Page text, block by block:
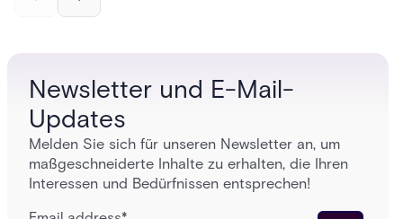
— and how Acre's automated access control
Newsletter und E-Mail-
Updates
Melden Sie sich für unseren Newsletter an, um
maßgeschneiderte Inhalte zu erhalten, die Ihren
Interessen und Bedürfnissen entsprechen!